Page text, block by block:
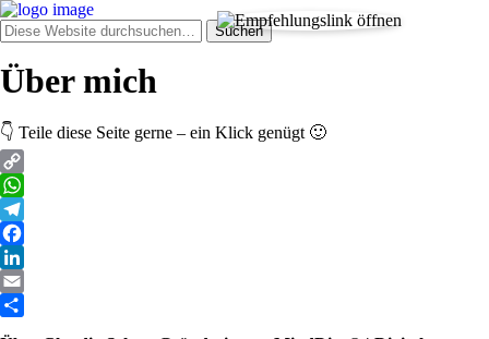
Über mich
👇 Teile diese Seite gerne – ein Klick genügt 🙂
Copy
Link
WhatsApp
Telegram
Facebook
LinkedIn
Email